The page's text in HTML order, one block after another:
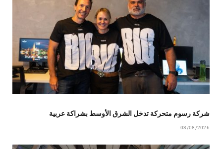
شركة رسوم متحركة تدخل الشرق الأوسط بشراكة عربية
03/08/2026